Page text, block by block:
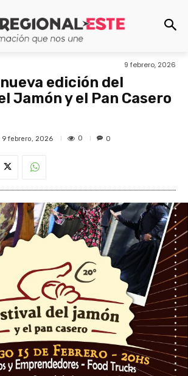
9 febrero, 2026
edición del
Jamón y el Pan Casero
9 febrero, 2026 0 0